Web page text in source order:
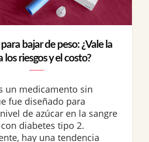
bajar de peso: ¿Vale la
los riesgos y el costo?
un medicamento sin
fue diseñado para
de azúcar en la sangre
diabetes tipo 2.
hay una tendencia